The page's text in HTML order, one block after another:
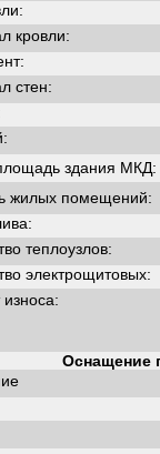
кровли:
стен:
здания МКД:
жилых помещений:
теплоузлов:
электрощитовых:
Оснащение